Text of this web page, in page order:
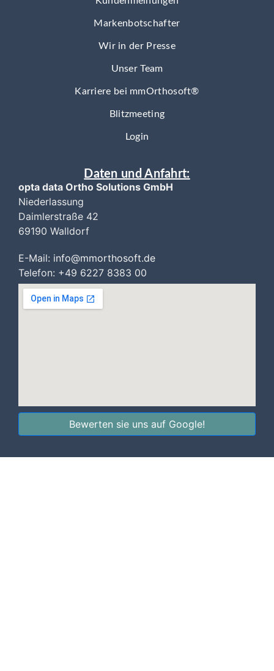
Markenbotschafter
Wir in der Presse
Unser Team
Karriere bei mmOrthosoft®
Blitzmeeting
Login
Daten und Anfahrt:
opta data Ortho Solutions GmbH
Niederlassung
Daimlerstraße 42
69190 Walldorf
E-Mail: info@mmorthosoft.de
Telefon: +49 6227 8383 00
Bewerten sie uns auf Google!